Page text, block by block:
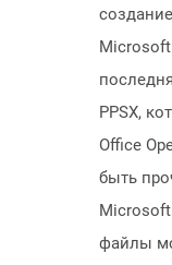
Microsoft
PPSX,
Office
быть
файлы